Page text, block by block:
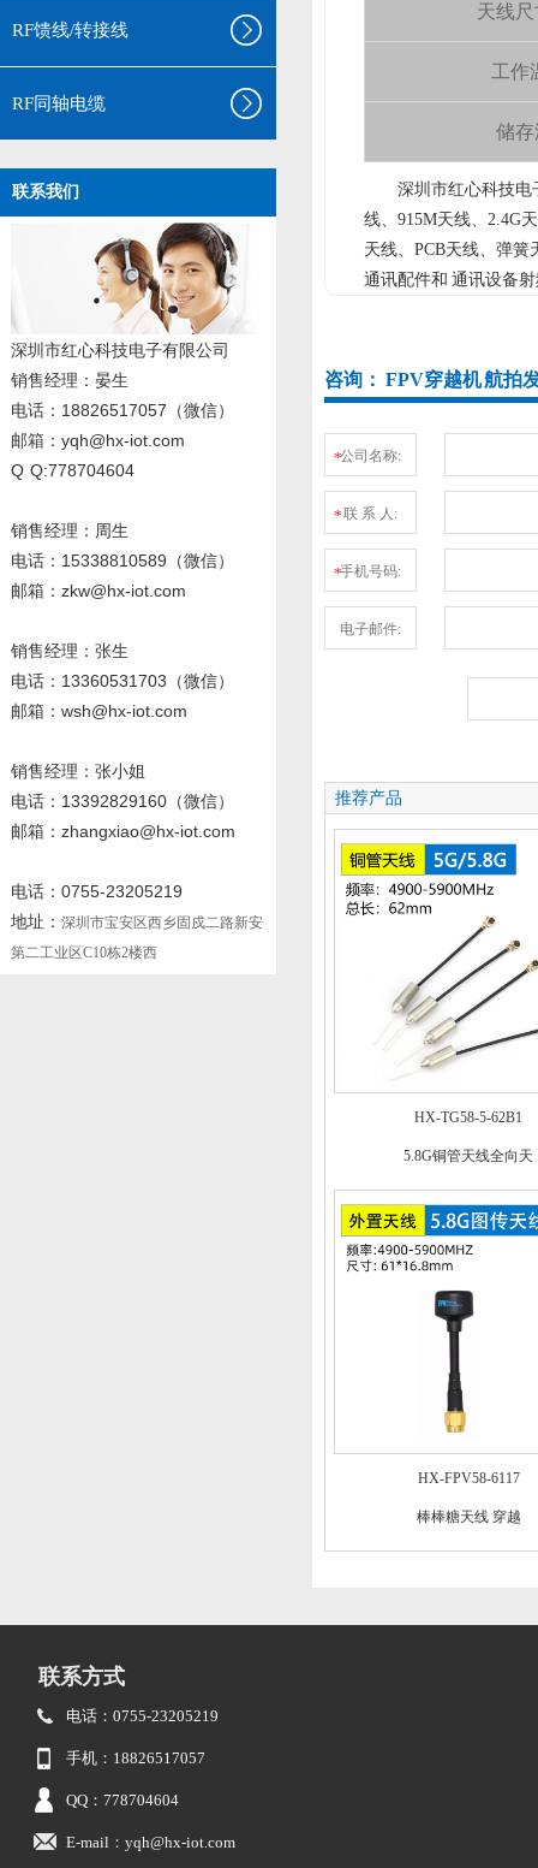
RF馈线/转接线
RF同轴电缆
联系我们
深圳市红心科技电子有限公司
销售经理 ：晏生
电话：18826517057（微信）
邮箱：yqh@hx-iot.com
Q Q:778704604
销售经理：周生
电话 ：15338810589 （微信）
邮箱：zkw@hx-iot.com
销售经理：张生
电话 ：13360531703 （微信）
邮箱：wsh@hx-iot.com
销售经理：张小姐
电话 ：13392829160 （微信）
邮箱：zhangxiao@hx-iot.com
电话：0755-23205219
地址： 深圳市宝安区西乡固戍二路新安
第二工业区C10栋2楼西
天线尺
工作
储存
深圳市红心科技电
线、915M天线、2.4G
天线、PCB天线、弹
通讯配件和 通讯设备
咨询： FPV穿越机 航拍
*公司名称:
*联 系 人:
*手机号码:
电子邮件:
推荐产品
HX-TG58-5-62B1
5.8G铜管天线全向天
HX-FPV58-6117
棒棒糖天线 穿越
联系方式
电话：0755-23205219
手机：18826517057
QQ：778704604
E-mail：yqh@hx-iot.com